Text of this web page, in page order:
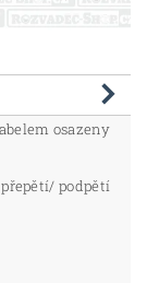
osazeny
podpětí